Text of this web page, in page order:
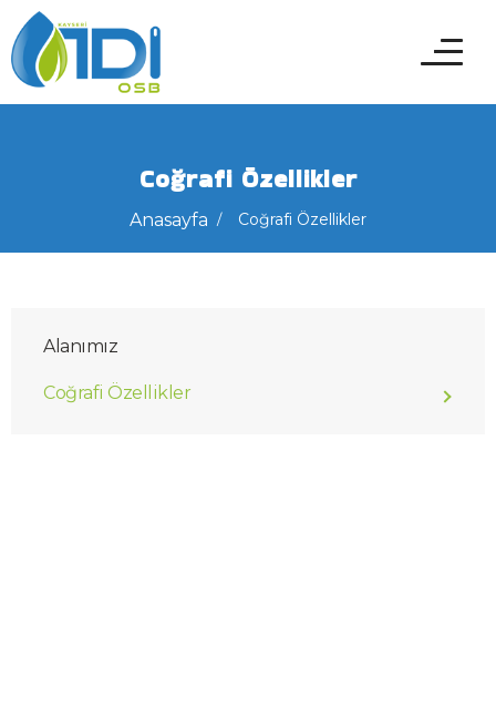
Coğrafi Özellikler
Anasayfa Coğrafi Özellikler
Alanımız
Coğrafi Özellikler